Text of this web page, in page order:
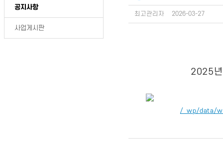
공지사항
사업게시판
최고관리자 2026-03-27
2025년
/_wp/data/